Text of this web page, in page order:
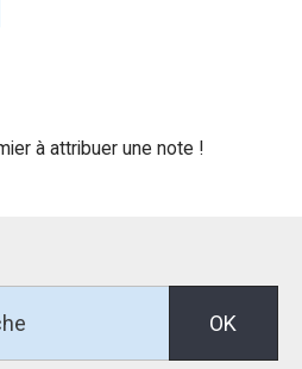
à attribuer une note !
OK